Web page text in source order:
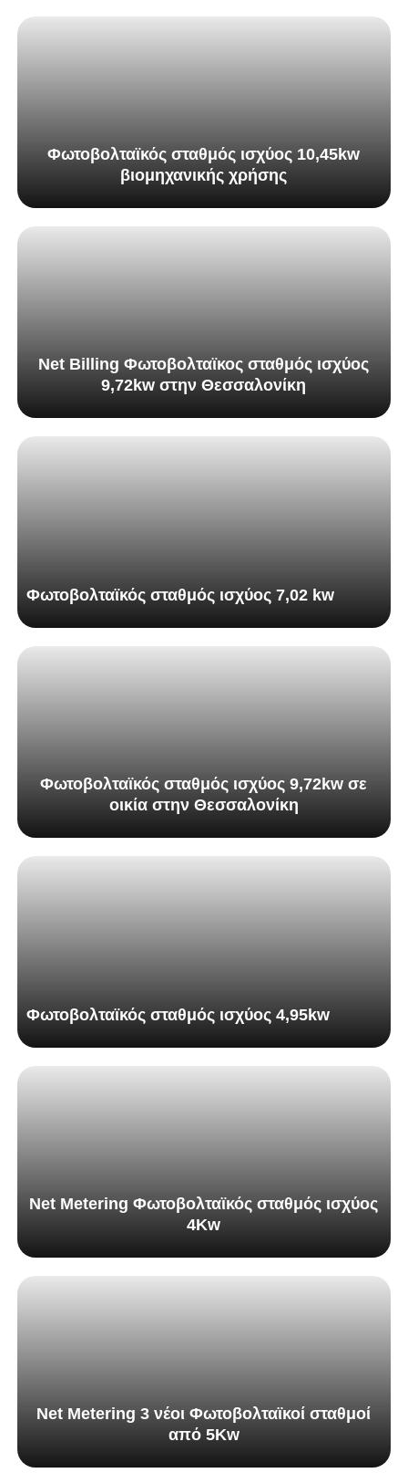
Φωτοβολταϊκός σταθμός ισχύος 10,45kw
βιομηχανικής χρήσης
Net Billing Φωτοβολταϊκος σταθμός ισχύος
9,72kw στην Θεσσαλονίκη
Φωτοβολταϊκός σταθμός ισχύος 7,02 kw
Φωτοβολταϊκός σταθμός ισχύος 9,72kw σε
οικία στην Θεσσαλονίκη
Φωτοβολταϊκός σταθμός ισχύος 4,95kw
Net Metering Φωτοβολταϊκός σταθμός ισχύος
4Κw
Net Metering 3 νέοι Φωτοβολταϊκοί σταθμοί
από 5Kw